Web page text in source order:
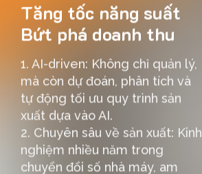
Tăng tốc năng suất
Bứt phá doanh thu
1. AI-driven: Không chỉ quản lý,
mà còn dự đoán, phân tích và
tự động tối ưu quy trình sản
xuất dựa vào AI.
2. Chuyên sâu về sản xuất: Kinh
nghiệm nhiều năm trong
chuyển đổi số nhà máy, am